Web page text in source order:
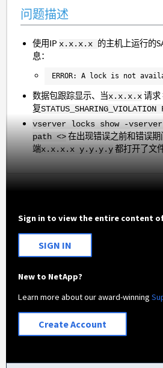
问题描述
使用IP x.x.x.x 的主机上运行的
息：
ERROR: A lock is not
数据包跟踪显示、当x.x.x.x请求
复STATUS_SHARING_VIOLATION
vserver locks show -
path <>在出现错误之前和错误
端x.x.x.x y.y.y.y都打开了文
Sign in to view the entire content
SIGN IN
New to NetApp?
Learn more about our award-winning
Create Account